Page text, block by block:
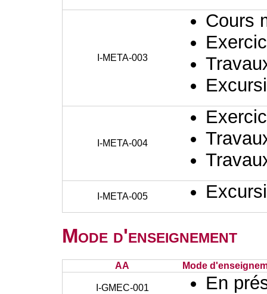
I-META-003
Cours
I-META-004
I-META-005
Mode d'enseignement
AA Mode
I-GMEC-001 En